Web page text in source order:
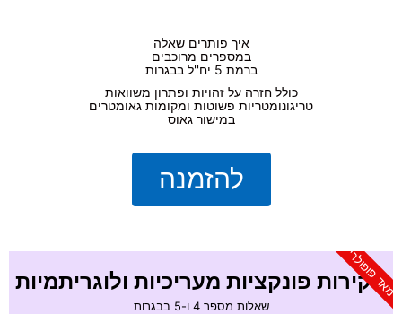
איך פותרים שאלה
במספרים מרוכבים
ברמת 5 יח''ל בבגרות
כולל חזרה על זהויות ופתרון משוואות
טריגונומטריות פשוטות ומקומות גאומטרים
במישור גאוס
להזמנה
חקירות פונקציות מעריכיות ולוגריתמיות
שאלות מספר 4 ו-5 בבגרות
מאד פופולרי